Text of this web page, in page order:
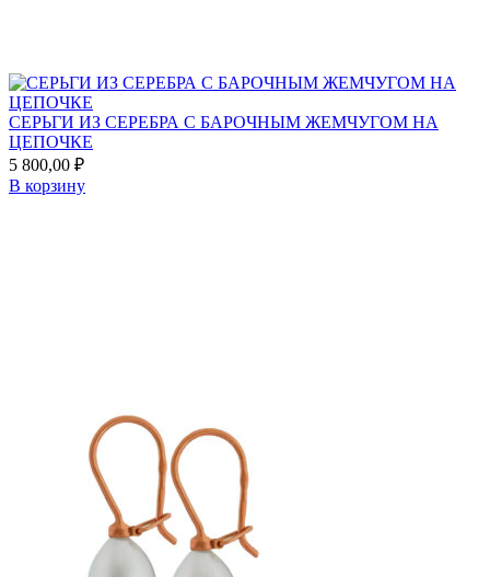
СЕРЬГИ ИЗ СЕРЕБРА С БАРОЧНЫМ ЖЕМЧУГОМ НА
ЦЕПОЧКЕ
5 800,00 ₽
В корзину